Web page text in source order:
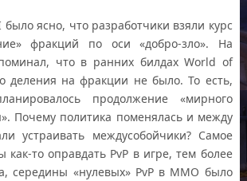
ясно, что разработчики взяли курс
фракций по оси «добро-зло». На
что в ранних билдах World of
деления на фракции не было. То есть,
продолжение «мирного
Почему политика поменялась и между
устраивать междусобойчики? Самое
как-то оправдать PvP в игре, тем более
середины «нулевых» PvP в MMO было